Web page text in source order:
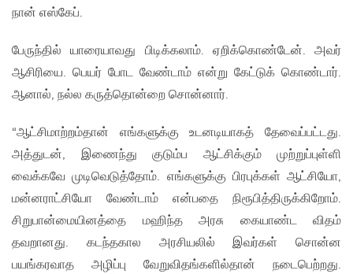
நான் எஸ்கேப்.
பேருந்தில் யாரையாவது பிடிக்கலாம். ஏறிக்கொண்டேன். அவர்
ஆசிரியை. பெயர் போட வேண்டாம் என்று கேட்டுக் கொண்டார்.
ஆனால், நல்ல கருத்தொன்றை சொன்னார்.
“ஆட்சிமாற்றம்தான் எங்களுக்கு உடனடியாகத் தேவைப்பட்டது.
அத்துடன், இணைந்து குடும்ப ஆட்சிக்கும் முற்றுப்புள்ளி
வைக்கவே முடிவெடுத்தோம். எங்களுக்கு பிரபுக்கள் ஆட்சியோ,
மன்னராட்சியோ வேண்டாம் என்பதை நிரூபித்திருக்கிறோம்.
சிறுபான்மையினத்தை மஹிந்த அரசு கையாண்ட விதம்
தவறானது. கடந்தகால அரசியலில் இவர்கள் சொன்ன
பயங்கரவாத அழிப்பு வேறுவிதங்களில்தான் நடைபெற்றது.